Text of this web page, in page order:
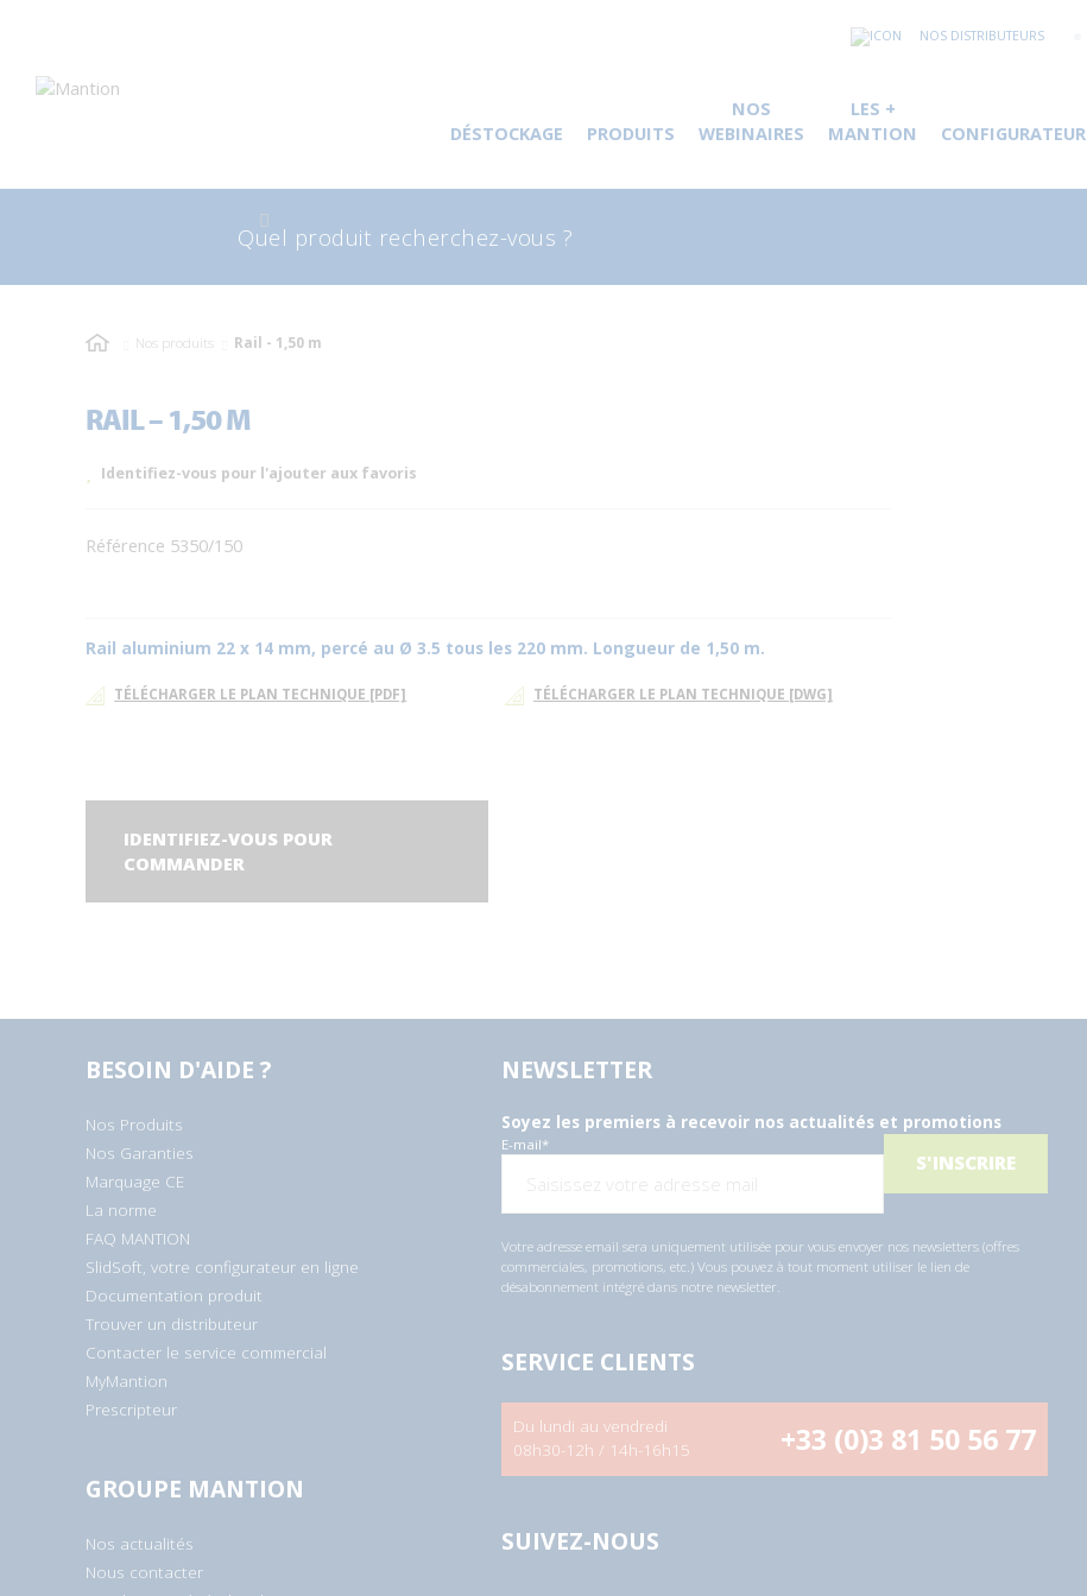
Aller
Aller
NOS DISTRIBUTEURS
DÉSTOCKAGE PRODUITS
NOS
WEBINAIRES
LES +
MANTION
CONFIGURATEUR
Recherche
Nos produits Rail - 1,50 m
RAIL – 1,50 M
Identifiez-vous pour l'ajouter aux favoris
Référence 5350/150
Rail aluminium 22 x 14 mm, percé au Ø 3.5 tous les 220 mm. Longueur de 1,50 m.
TÉLÉCHARGER LE PLAN TECHNIQUE [PDF] TÉLÉCHARGER LE PLAN TECHNIQUE [DWG]
IDENTIFIEZ-VOUS POUR
COMMANDER
BESOIN D'AIDE ?
Nos Produits
Nos Garanties
Marquage CE
La norme
FAQ MANTION
SlidSoft, votre configurateur en ligne
Documentation produit
Trouver un distributeur
Contacter le service commercial
MyMantion
Prescripteur
GROUPE MANTION
Nos actualités
Nous contacter
NEWSLETTER
Soyez les premiers à recevoir nos actualités et promotions
E-mail*
Votre adresse email sera uniquement utilisée pour vous envoyer nos newsletters (offres
commerciales, promotions, etc.) Vous pouvez à tout moment utiliser le lien de
désabonnement intégré dans notre newsletter.
SERVICE CLIENTS
Du lundi au vendredi
08h30-12h / 14h-16h15
+33 (0)3 81 50 56 77
SUIVEZ-NOUS